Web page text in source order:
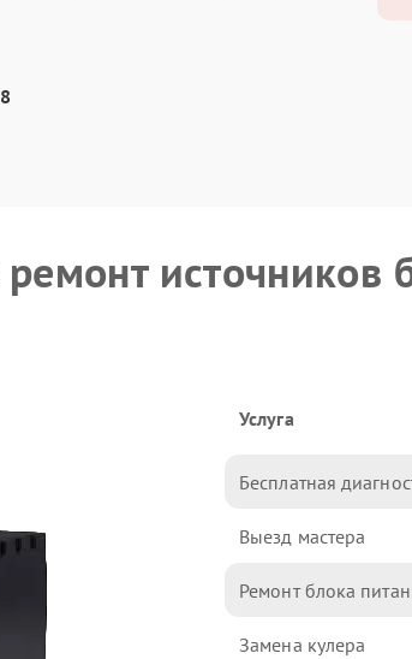
источников
Услуга
Бесплатная
Выезд мастера
Ремонт блока
Замена кулера